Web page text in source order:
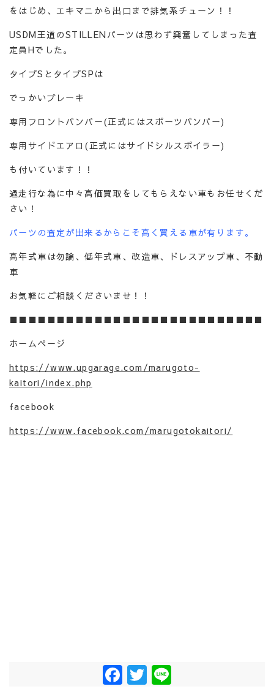
をはじめ、エキマニから出口まで排気系チューン！！
USDM王道のSTILLENパーツは思わず興奮してしまった査
定員Hでした。
タイプSとタイプSPは
でっかいブレーキ
専用フロントバンパー(正式にはスポーツバンパー)
専用サイドエアロ(正式にはサイドシルスポイラー)
も付いています！！
過走行な為に中々高価買取をしてもらえない車もお任せくだ
さい！
パーツの査定が出来るからこそ高く買える車が有ります。
高年式車は勿論、低年式車、改造車、ドレスアップ車、不動
車
お気軽にご相談くださいませ！！
■■■■■■■■■■■■■■■■■■■■■■■■■■■
ホームページ
https://www.upgarage.com/marugoto-
kaitori/index.php
facebook
https://www.facebook.com/marugotokaitori/
Facebook
Twitter